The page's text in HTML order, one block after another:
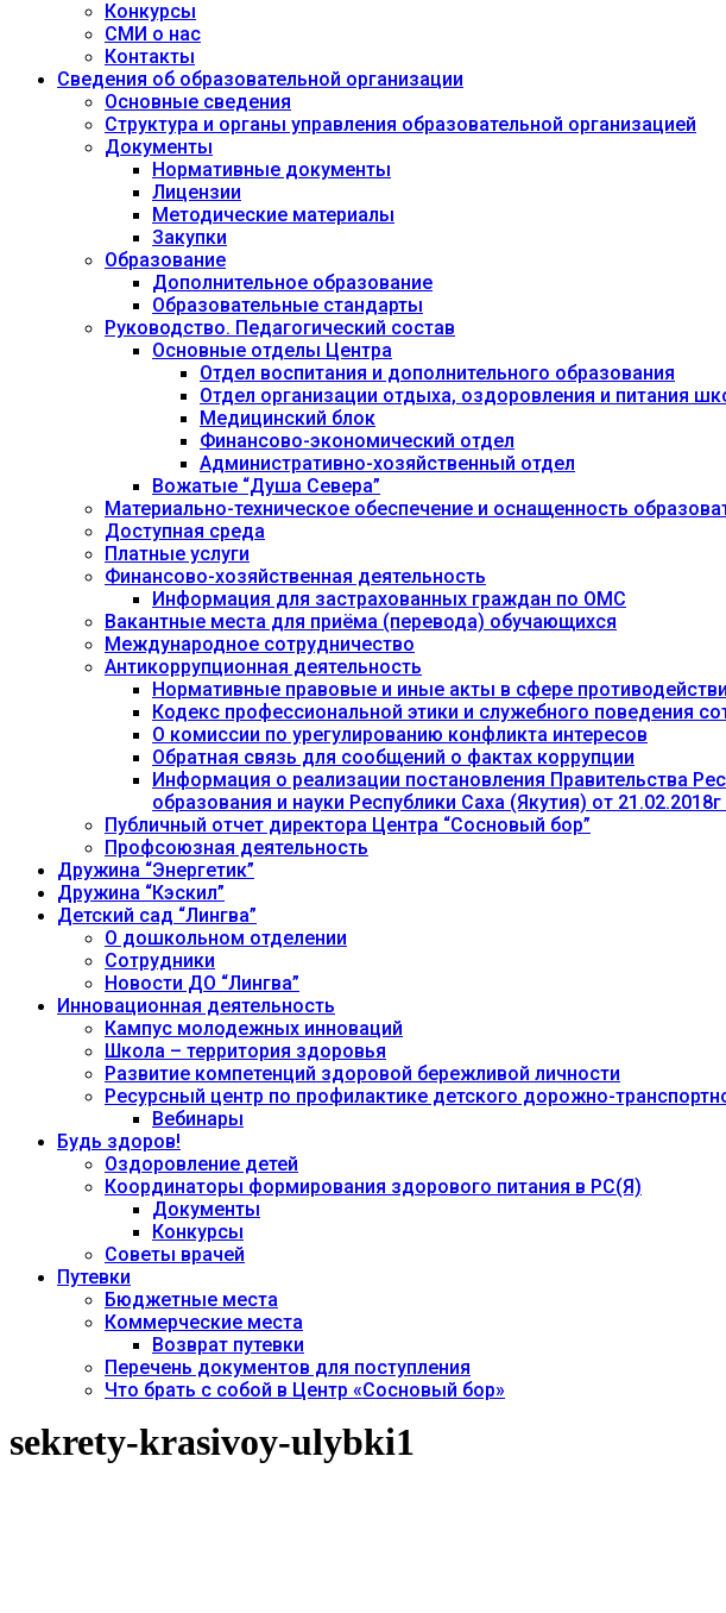
Конкурсы
СМИ о нас
Контакты
Сведения об образовательной организации
Основные сведения
Структура и органы управления образовательной организацией
Документы
Нормативные документы
Лицензии
Методические материалы
Закупки
Образование
Дополнительное образование
Образовательные стандарты
Руководство. Педагогический состав
Основные отделы Центра
Отдел воспитания и дополнительного образования
Отдел организации отдыха, оздоровления и питания
Медицинский блок
Финансово-экономический отдел
Административно-хозяйственный отдел
Вожатые “Душа Севера”
Материально-техническое обеспечение и оснащенность
Доступная среда
Платные услуги
Финансово-хозяйственная деятельность
Информация для застрахованных граждан по ОМС
Вакантные места для приёма (перевода) обучающихся
Международное сотрудничество
Антикоррупционная деятельность
Нормативные правовые и иные акты в сфере
Кодекс профессиональной этики и служебного поведения
О комиссии по урегулированию конфликта интересов
Обратная связь для сообщений о фактах коррупции
Информация о реализации постановления Правительства
образования и науки Республики Саха (Якутия) от
Публичный отчет директора Центра “Сосновый бор”
Профсоюзная деятельность
Дружина “Энергетик”
Дружина “Кэскил”
Детский сад “Лингва”
О дошкольном отделении
Сотрудники
Новости ДО “Лингва”
Инновационная деятельность
Кампус молодежных инноваций
Школа – территория здоровья
Развитие компетенций здоровой бережливой личности
Ресурсный центр по профилактике детского дорожно-
Вебинары
Будь здоров!
Оздоровление детей
Координаторы формирования здорового питания в РС(Я)
Документы
Конкурсы
Советы врачей
Путевки
Бюджетные места
Коммерческие места
Возврат путевки
Перечень документов для поступления
Что брать с собой в Центр «Сосновый бор»
sekrety-krasivoy-ulybki1